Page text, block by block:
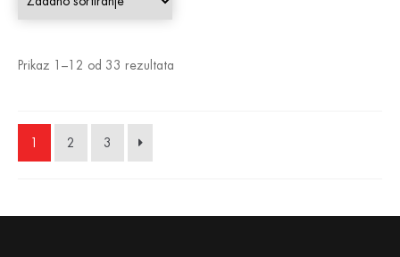
Prikaz 1–12 od 33 rezultata
1 2 3